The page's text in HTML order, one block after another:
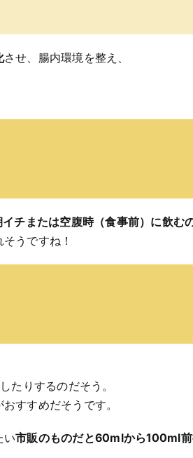
させ、腸内環境を整え、
チまたは空腹時（食事前）に飲む
うですね！
たりするのだそう。
すすめだそうです。
い市販のものだと60mlから100ml